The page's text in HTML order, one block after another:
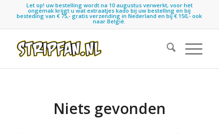
Let op! uw bestelling wordt na 10 augustus verwerkt, voor het
ongemak krijgt u wat extraatjes kado bij uw bestelling en bij
besteding van € 75,- gratis verzending in Nederland en bij € 150,- ook
naar België.
Niets gevonden